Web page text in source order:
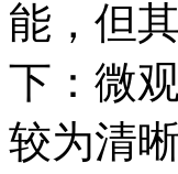
能，但
下：微
较为清